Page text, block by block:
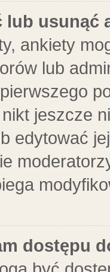
lub usunąć
ankiety
lub
jeszcze
edytować
dostępu